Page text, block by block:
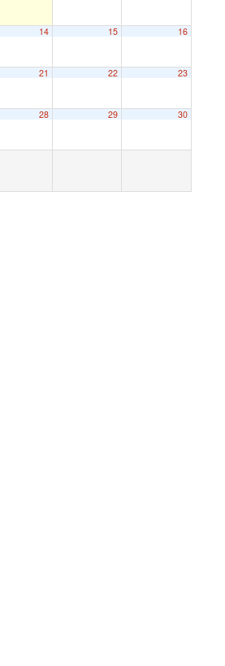
14 15 16
21 22 23
28 29 30